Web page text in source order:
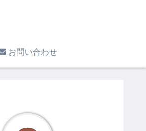
お問い合わせ